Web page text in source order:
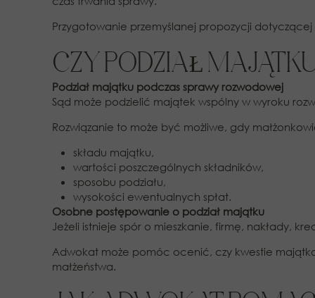
Przygotowanie przemyślanej propozycji
CZY PODZIAŁ
Podział majątku podczas sprawy rozwodowej
Sąd może podzielić majątek wspólny w wyroku
Rozwiązanie to może być możliwe, gdy
składu majątku,
wartości poszczególnych składników,
sposobu podziału,
wysokości ewentualnych spłat.
Osobne postępowanie o podział majątku
Jeżeli istnieje spór o mieszkanie, firmę, nakłady,
Adwokat może pomóc ocenić, czy kwestie
małżeństwa.